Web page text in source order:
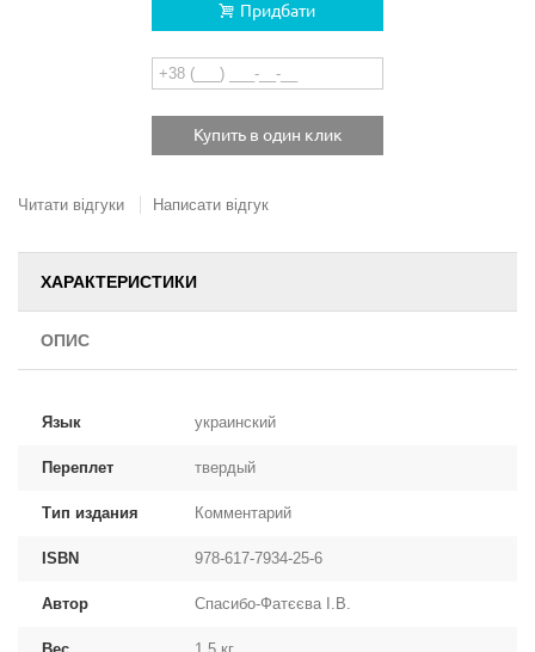
Придбати
Купить в один клик
Читати відгуки Написати відгук
ХАРАКТЕРИСТИКИ
ОПИС
Язык украинский
Переплет твердый
Тип издания Комментарий
ISBN 978-617-7934-25-6
Автор Спасибо-Фатєєва І.В.